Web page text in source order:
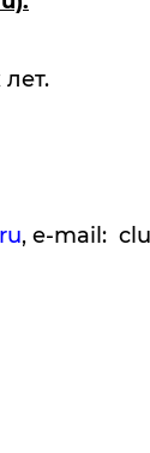
, e-mail: